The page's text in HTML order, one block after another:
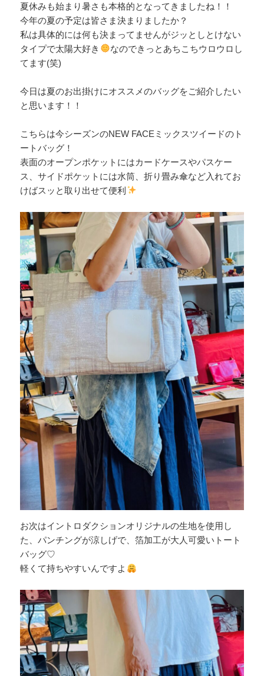
夏休みも始まり暑さも本格的となってきましたね！！
今年の夏の予定は皆さま決まりましたか？
私は具体的には何も決まってませんがジッとしとけない
タイプで太陽大好き
なのできっとあちこちウロウロし
てます(笑)
今日は夏のお出掛けにオススメのバッグをご紹介したい
と思います！！
こちらは今シーズンのNEW FACEミックスツイードのト
ートバッグ！
表面のオープンポケットにはカードケースやパスケー
ス、サイドポケットには水筒、折り畳み傘など入れてお
けばスッと取り出せて便利
お次はイントロダクションオリジナルの生地を使用し
た、パンチングが涼しげで、箔加工が大人可愛いトート
バッグ♡
軽くて持ちやすいんですよ